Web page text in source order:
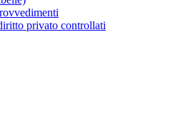
privato controllati